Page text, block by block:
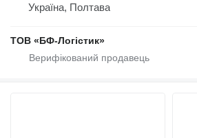
Україна, Полтава
ТОВ «БФ-Логістик»